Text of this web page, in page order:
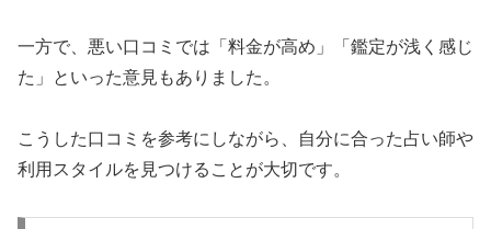
一方で、悪い口コミでは「料金が高め」「鑑定が浅く感じ
た」といった意見もありました。
こうした口コミを参考にしながら、自分に合った占い師や
利用スタイルを見つけることが大切です。